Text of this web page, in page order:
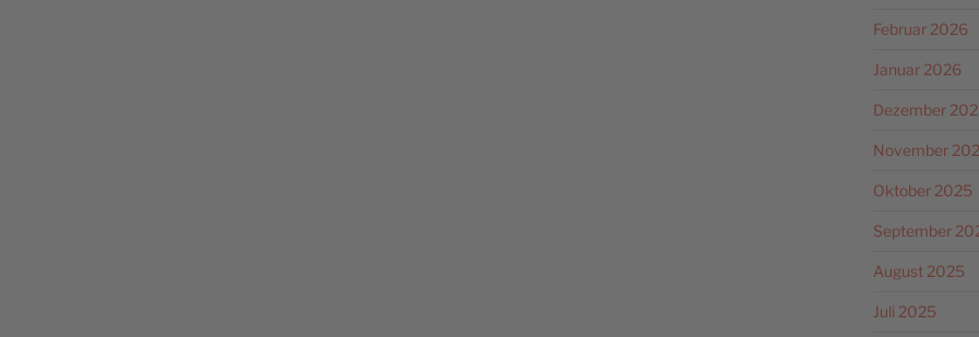
Februar 2026
Januar 2026
Dezember
November
Oktober 2025
September
August 2025
Juli 2025